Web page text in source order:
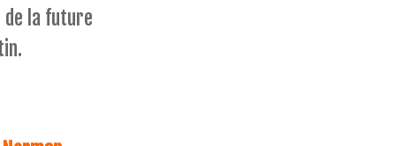
de la future